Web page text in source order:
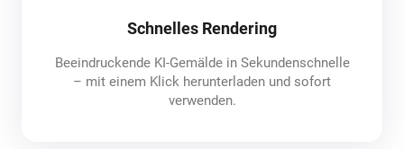
Schnelles Rendering
Beeindruckende KI-Gemälde in Sekundenschnelle
– mit einem Klick herunterladen und sofort
verwenden.